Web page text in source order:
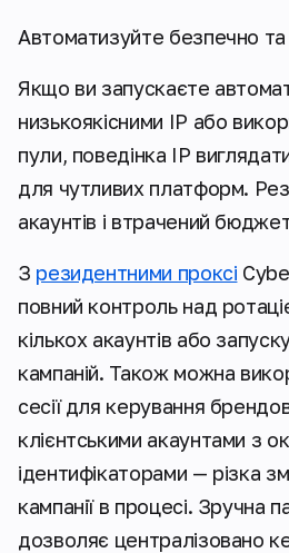
Автоматизуйте безпечно
Якщо ви запускаєте
низькоякісними IP або
пули, поведінка IP
для чутливих платформ.
акаунтів і втрачений
З резидентними проксі
повний контроль над
кількох акаунтів або
кампаній. Також можна
сесії для керування
клієнтськими акаунтами з
ідентифікаторами — різка
кампанії в процесі. Зручна
дозволяє централізовано